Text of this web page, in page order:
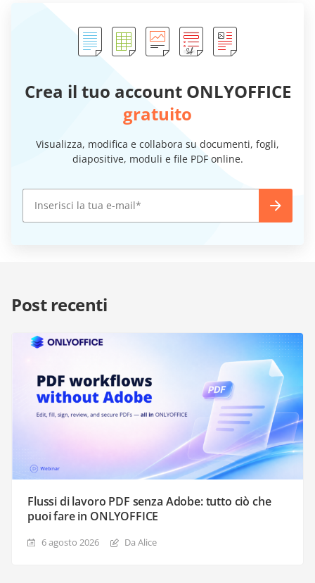
Crea il tuo account ONLYOFFICE
gratuito
Visualizza, modifica e collabora su documenti, fogli,
diapositive, moduli e file PDF online.
Post recenti
Flussi di lavoro PDF senza Adobe: tutto ciò che
puoi fare in ONLYOFFICE
6 agosto 2026 Da Alice